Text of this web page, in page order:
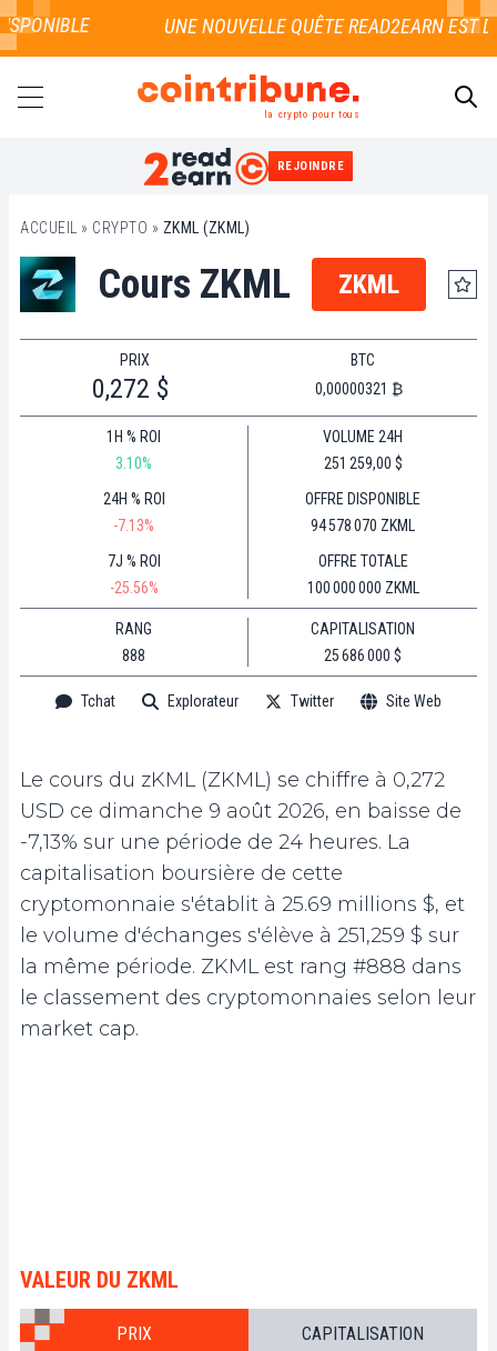
la crypto pour tous
REJOINDRE
ACCUEIL » CRYPTO » ZKML (ZKML)
Cours ZKML ZKML
PRIX
0,272 $
BTC
0,00000321 ₿
1H % ROI
3.10%
24H % ROI
-7.13%
7J % ROI
-25.56%
VOLUME 24H
251 259,00 $
OFFRE DISPONIBLE
94 578 070 ZKML
OFFRE TOTALE
100 000 000 ZKML
RANG
888
CAPITALISATION
25 686 000 $
Tchat Explorateur Twitter Site Web
Le cours du zKML (ZKML) se chiffre à 0,272
USD ce dimanche 9 août 2026, en baisse de
-7,13% sur une période de 24 heures. La
capitalisation boursière de cette
cryptomonnaie s'établit à 25.69 millions $, et
le volume d'échanges s'élève à 251,259 $ sur
la même période. ZKML est rang #888 dans
le classement des cryptomonnaies selon leur
market cap.
VALEUR DU ZKML
PRIX CAPITALISATION